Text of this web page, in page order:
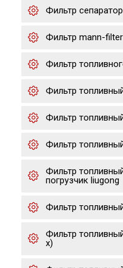
Фильтр
Фильтр mann-filter
Фильтр
Фильтр
Фильтр
Фильтр
Фильтр
погрузчик liugong
Фильтр
Фильтр
x)